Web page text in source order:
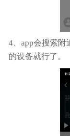
4、app会搜索附
的设备就行了。